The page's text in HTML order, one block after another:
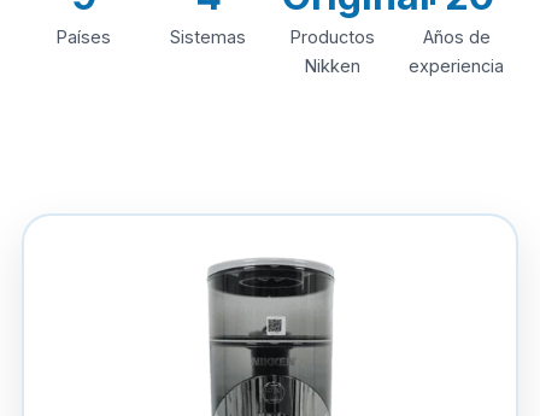
Países Sistemas
Productos
Nikken
Años de
experiencia